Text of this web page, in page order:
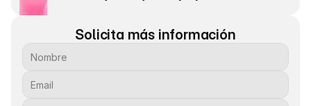
Solicita más información